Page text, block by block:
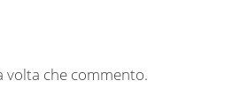
volta che commento.